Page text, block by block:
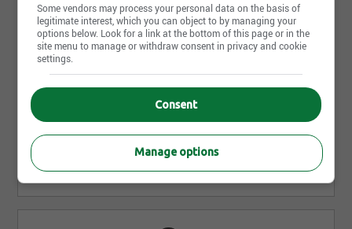
produits et l'innovation continue font de Groupe
Roy Auto un choix de confiance pour les
passionnés d'automobile de la région et au-delà.
Le Groupe Roy Auto est constamment à la
recherche de personnes compétentes et dévouées
pour joindre son équipe. Faites-nous parvenir votre
curriculum vitae en indiquant bien le poste
convoité.
Some vendors may process your personal data on the basis of
legitimate interest, which you can object to by managing your
options below. Look for a link at the bottom of this page or in the
site menu to manage or withdraw consent in privacy and cookie
settings.
Consent
Manage options